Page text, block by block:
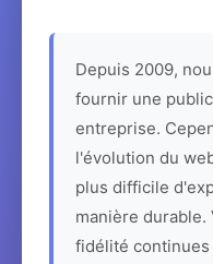
Depuis 2009,
fournir une
entreprise.
l'évolution du
plus difficile
manière
fidélité